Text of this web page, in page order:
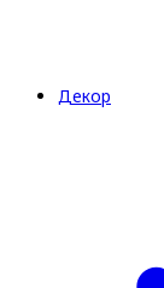
Декор